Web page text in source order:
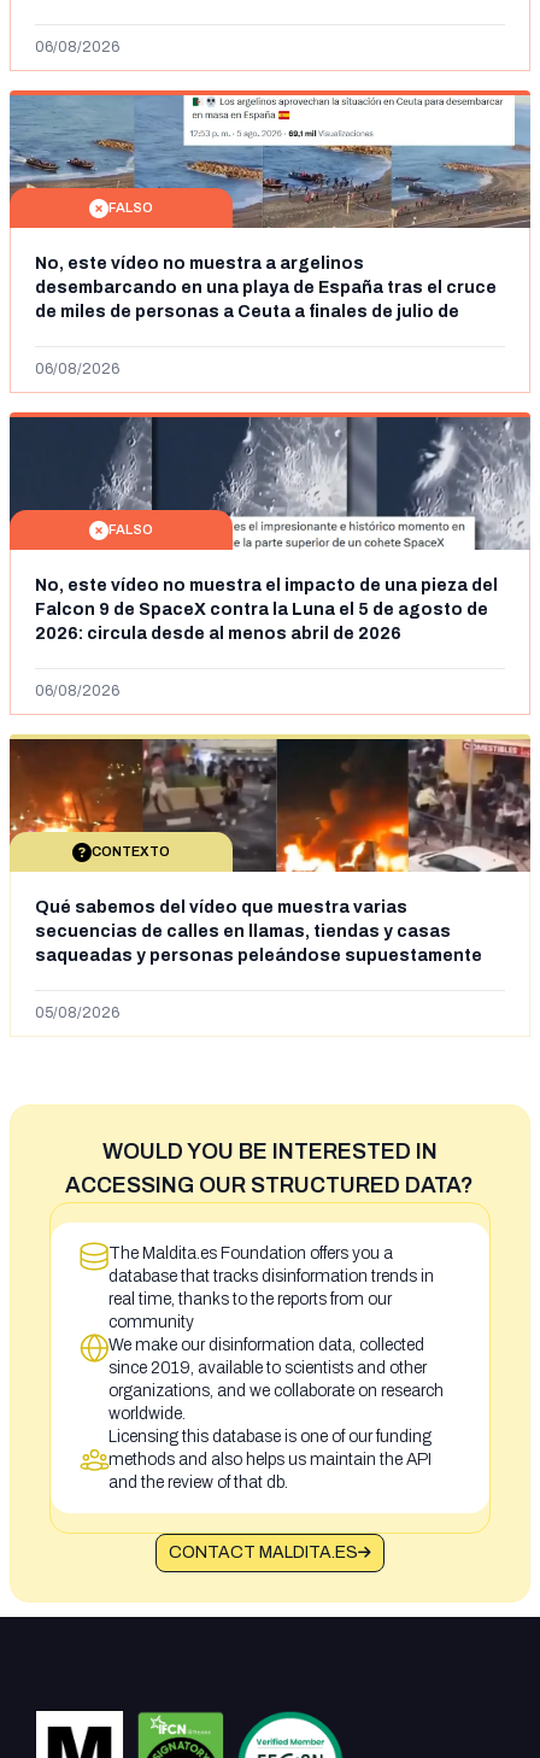
06/08/2026
FALSO
No, este vídeo no muestra a argelinos
desembarcando en una playa de España tras el cruce
de miles de personas a Ceuta a finales de julio de
06/08/2026
FALSO
No, este vídeo no muestra el impacto de una pieza del
Falcon 9 de SpaceX contra la Luna el 5 de agosto de
2026: circula desde al menos abril de 2026
06/08/2026
CONTEXTO
Qué sabemos del vídeo que muestra varias
secuencias de calles en llamas, tiendas y casas
saqueadas y personas peleándose supuestamente
situación irregular a Ceuta
05/08/2026
WOULD YOU BE INTERESTED IN
ACCESSING OUR STRUCTURED DATA?
The Maldita.es Foundation offers you a
database that tracks disinformation trends in
real time, thanks to the reports from our
community
We make our disinformation data, collected
since 2019, available to scientists and other
organizations, and we collaborate on research
worldwide.
Licensing this database is one of our funding
methods and also helps us maintain the API
and the review of that db.
CONTACT MALDITA.ES